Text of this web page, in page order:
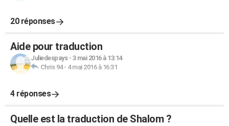
20 réponses
Aide pour traduction
Juliedespays- 3 mai 2016 à 13:14
Chris 94- 4 mai 2016 à 16:31
4 réponses
Quelle est la traduction de Shalom ?